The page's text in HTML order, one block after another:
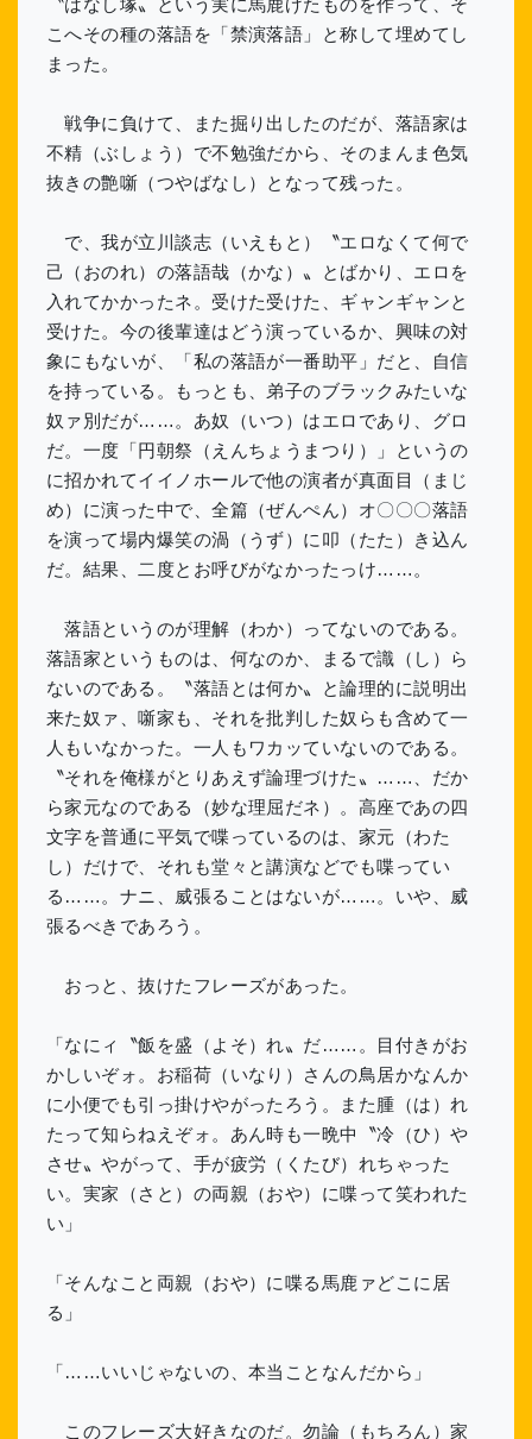
〝はなし塚〟という実に馬鹿げたものを作って、そ
こへその種の落語を「禁演落語」と称して埋めてし
まった。
戦争に負けて、また掘り出したのだが、落語家は
不精（ぶしょう）で不勉強だから、そのまんま色気
抜きの艶噺（つやばなし）となって残った。
で、我が立川談志（いえもと）〝エロなくて何で
己（おのれ）の落語哉（かな）〟とばかり、エロを
入れてかかったネ。受けた受けた、ギャンギャンと
受けた。今の後輩達はどう演っているか、興味の対
象にもないが、「私の落語が一番助平」だと、自信
を持っている。もっとも、弟子のブラックみたいな
奴ァ別だが……。あ奴（いつ）はエロであり、グロ
だ。一度「円朝祭（えんちょうまつり）」というの
に招かれてイイノホールで他の演者が真面目（まじ
め）に演った中で、全篇（ぜんぺん）オ〇〇〇落語
を演って場内爆笑の渦（うず）に叩（たた）き込ん
だ。結果、二度とお呼びがなかったっけ……。
落語というのが理解（わか）ってないのである。
落語家というものは、何なのか、まるで識（し）ら
ないのである。〝落語とは何か〟と論理的に説明出
来た奴ァ、噺家も、それを批判した奴らも含めて一
人もいなかった。一人もワカッていないのである。
〝それを俺様がとりあえず論理づけた〟……、だか
ら家元なのである（妙な理屈だネ）。高座であの四
文字を普通に平気で喋っているのは、家元（わた
し）だけで、それも堂々と講演などでも喋ってい
る……。ナニ、威張ることはないが……。いや、威
張るべきであろう。
おっと、抜けたフレーズがあった。
「なにィ〝飯を盛（よそ）れ〟だ……。目付きがお
かしいぞォ。お稲荷（いなり）さんの鳥居かなんか
に小便でも引っ掛けやがったろう。また腫（は）れ
たって知らねえぞォ。あん時も一晩中〝冷（ひ）や
させ〟やがって、手が疲労（くたび）れちゃった
い。実家（さと）の両親（おや）に喋って笑われた
い」
「そんなこと両親（おや）に喋る馬鹿ァどこに居
る」
「……いいじゃないの、本当ことなんだから」
このフレーズ大好きなのだ。勿論（もちろん）家